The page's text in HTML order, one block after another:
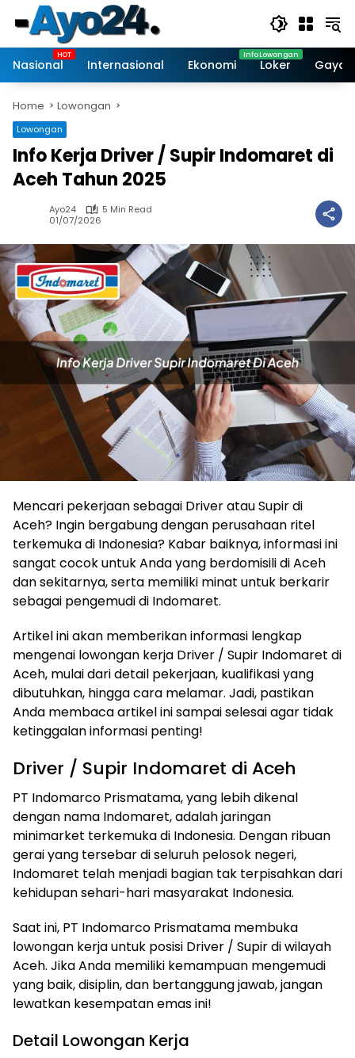
content
Nasional
Internasional Ekonomi Loker Gaya
Home Lowongan
Lowongan
Info Kerja Driver / Supir Indomaret di
Aceh Tahun 2025
Ayo24
5 Min Read
01/07/2026
Mencari pekerjaan sebagai Driver atau Supir di
Aceh? Ingin bergabung dengan perusahaan ritel
terkemuka di Indonesia? Kabar baiknya, informasi ini
sangat cocok untuk Anda yang berdomisili di Aceh
dan sekitarnya, serta memiliki minat untuk berkarir
sebagai pengemudi di Indomaret.
Artikel ini akan memberikan informasi lengkap
mengenai lowongan kerja Driver / Supir Indomaret di
Aceh, mulai dari detail pekerjaan, kualifikasi yang
dibutuhkan, hingga cara melamar. Jadi, pastikan
Anda membaca artikel ini sampai selesai agar tidak
ketinggalan informasi penting!
Driver / Supir Indomaret di Aceh
PT Indomarco Prismatama, yang lebih dikenal
dengan nama Indomaret, adalah jaringan
minimarket terkemuka di Indonesia. Dengan ribuan
gerai yang tersebar di seluruh pelosok negeri,
Indomaret telah menjadi bagian tak terpisahkan dari
kehidupan sehari-hari masyarakat Indonesia.
Saat ini, PT Indomarco Prismatama membuka
lowongan kerja untuk posisi Driver / Supir di wilayah
Aceh. Jika Anda memiliki kemampuan mengemudi
yang baik, disiplin, dan bertanggung jawab, jangan
lewatkan kesempatan emas ini!
Detail Lowongan Kerja